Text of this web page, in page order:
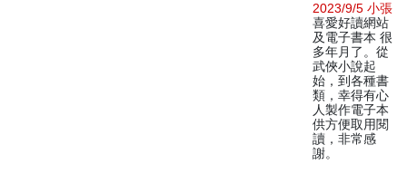
2023/9/5 小張
喜愛好讀網站
及電子書本 很
多年月了。從
武俠小說起
始，到各種書
類，幸得有心
人製作電子本
供方便取用閱
讀，非常感
謝。